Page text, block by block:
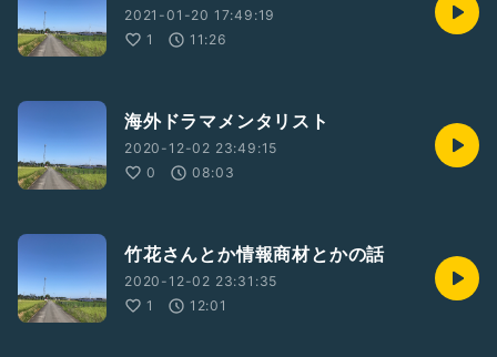
2021-01-20 17:49:19
1
11:26
海外ドラマメンタリスト
2020-12-02 23:49:15
0
08:03
竹花さんとか情報商材とかの話
2020-12-02 23:31:35
1
12:01